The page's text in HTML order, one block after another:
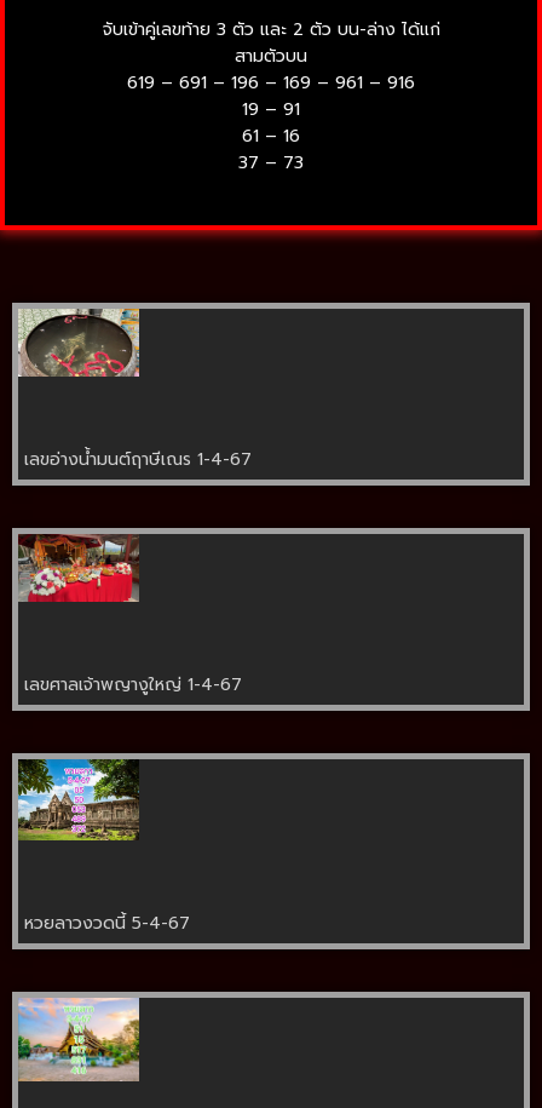
จับเข้าคู่เลขท้าย 3 ตัว และ 2 ตัว บน-ล่าง ได้แก่
สามตัวบน
619 – 691 – 196 – 169 – 961 – 916
19 – 91
61 – 16
37 – 73
เลขอ่างน้ำมนต์ฤาษีเณร 1-4-67
เลขศาลเจ้าพญางูใหญ่ 1-4-67
หวยลาวงวดนี้ 5-4-67